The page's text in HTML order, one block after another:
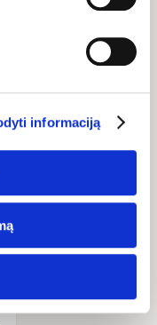
informaciją
углеводы 48 г (из
белки 20 г, соль 0,3